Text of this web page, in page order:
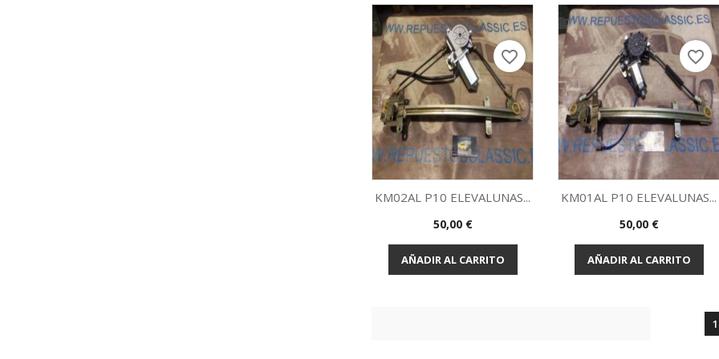
Vista rápida
KM02AL P10 ELEVALUNAS...
Precio
50,00 €
AÑADIR AL CARRITO
favorite_border
Vista rápida
KM01AL P10 ELEVALUNAS...
Precio
50,00 €
AÑADIR AL CARRITO
favorite_border
1